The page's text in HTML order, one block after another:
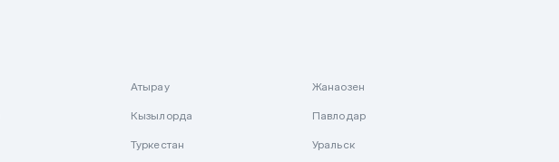
Атырау Жанаозен
Кызылорда Павлодар
Туркестан Уральск